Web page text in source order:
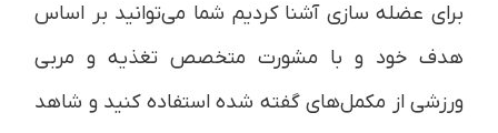
برای عضله سازی آشنا کردیم شما می‌توانید بر اساس
هدف خود و با مشورت متخصص تغذیه و مربی
ورزشی از مکمل‌های گفته شده استفاده کنید و شاهد